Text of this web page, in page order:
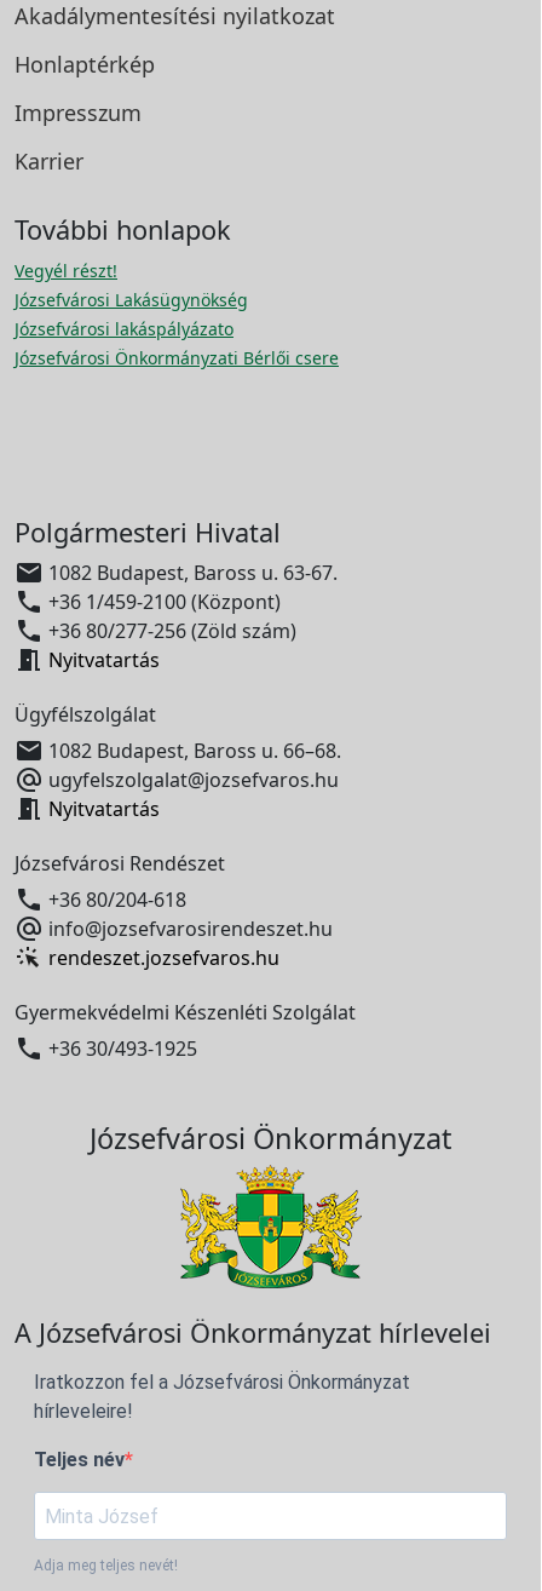
Akadálymentesítési nyilatkozat
Honlaptérkép
Impresszum
Karrier
További honlapok
Vegyél részt!
Józsefvárosi Lakásügynökség
Józsefvárosi lakáspályázato
Józsefvárosi Önkormányzati Bérlői csere
Polgármesteri Hivatal
 1082 Budapest, Baross u. 63-67.
 +36 1/459-2100 (Központ)
 +36 80/277-256 (Zöld szám)
 Nyitvatartás
Ügyfélszolgálat
 1082 Budapest, Baross u. 66–68.
 ugyfelszolgalat@jozsefvaros.hu
 Nyitvatartás
Józsefvárosi Rendészet
 +36 80/204-618
 info@jozsefvarosirendeszet.hu
rendeszet.jozsefvaros.hu
Gyermekvédelmi Készenléti Szolgálat
 +36 30/493-1925
Józsefvárosi Önkormányzat
A Józsefvárosi Önkormányzat hírlevelei
Iratkozzon fel a Józsefvárosi Önkormányzat
hírleveleire!
Teljes név
Adja meg teljes nevét!